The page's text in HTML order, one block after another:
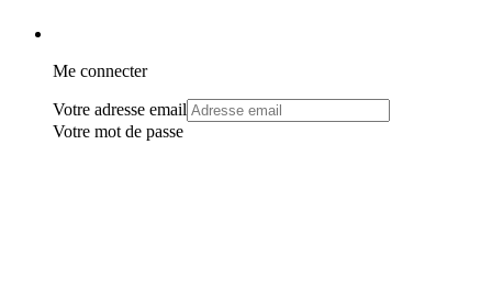
Me connecter
Votre adresse email
Votre mot de passe